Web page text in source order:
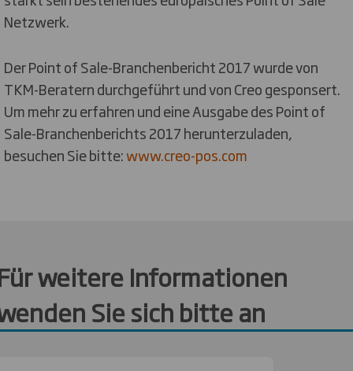
Netzwerk.
Der Point of Sale-Branchenbericht 2017 wurde von
TKM-Beratern durchgeführt und von Creo gesponsert.
Um mehr zu erfahren und eine Ausgabe des Point of
Sale-Branchenberichts 2017 herunterzuladen,
besuchen Sie bitte:www.creo-pos.com
weitere Informationen
Sie sich bitte an